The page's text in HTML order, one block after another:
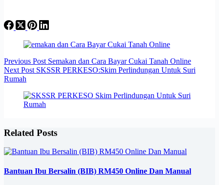
Previous Post Semakan dan Cara Bayar Cukai Tanah Online
Next Post SKSSR PERKESO:Skim Perlindungan Untuk Suri
Rumah
Related Posts
Bantuan Ibu Bersalin (BIB) RM450 Online Dan Manual